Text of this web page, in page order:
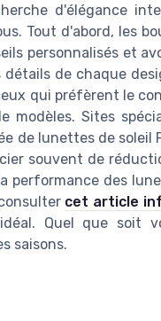
d'élégance
Tout d'abord, les
personnalisés et
de chaque
qui préfèrent le
modèles. Sites
de lunettes de soleil
souvent de
performance des
cet article
Quel que soit
saisons.